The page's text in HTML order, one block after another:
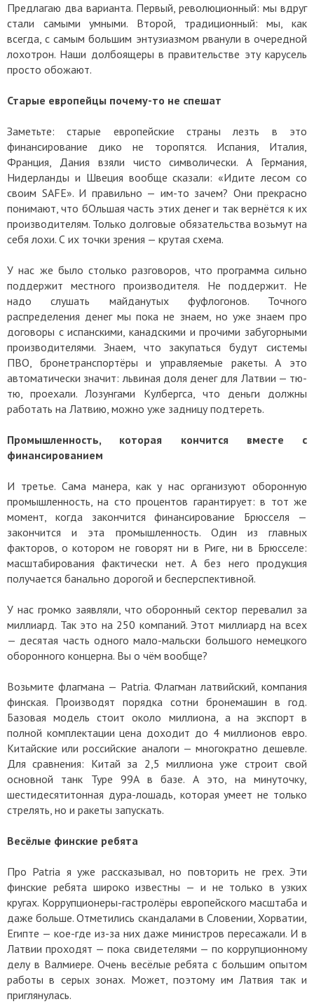
Предлагаю два варианта. Первый, революционный: мы вдруг
стали самыми умными. Второй, традиционный: мы, как
всегда, с самым большим энтузиазмом рванули в очередной
лохотрон. Наши долбоящеры в правительстве эту карусель
просто обожают.
Старые европейцы почему-то не спешат
Заметьте: старые европейские страны лезть в это
финансирование дико не торопятся. Испания, Италия,
Франция, Дания взяли чисто символически. А Германия,
Нидерланды и Швеция вообще сказали: «Идите лесом со
своим SAFE». И правильно — им-то зачем? Они прекрасно
понимают, что бОльшая часть этих денег и так вернётся к их
производителям. Только долговые обязательства возьмут на
себя лохи. С их точки зрения — крутая схема.
У нас же было столько разговоров, что программа сильно
поддержит местного производителя. Не поддержит. Не
надо слушать майданутых фуфлогонов. Точного
распределения денег мы пока не знаем, но уже знаем про
договоры с испанскими, канадскими и прочими забугорными
производителями. Знаем, что закупаться будут системы
ПВО, бронетранспортёры и управляемые ракеты. А это
автоматически значит: львиная доля денег для Латвии — тю-
тю, проехали. Лозунгами Кулбергса, что деньги должны
работать на Латвию, можно уже задницу подтереть.
Промышленность, которая кончится вместе с
финансированием
И третье. Сама манера, как у нас организуют оборонную
промышленность, на сто процентов гарантирует: в тот же
момент, когда закончится финансирование Брюсселя —
закончится и эта промышленность. Один из главных
факторов, о котором не говорят ни в Риге, ни в Брюсселе:
масштабирования фактически нет. А без него продукция
получается банально дорогой и бесперспективной.
У нас громко заявляли, что оборонный сектор перевалил за
миллиард. Так это на 250 компаний. Этот миллиард на всех
— десятая часть одного мало-мальски большого немецкого
оборонного концерна. Вы о чём вообще?
Возьмите флагмана — Patria. Флагман латвийский, компания
финская. Производят порядка сотни бронемашин в год.
Базовая модель стоит около миллиона, а на экспорт в
полной комплектации цена доходит до 4 миллионов евро.
Китайские или российские аналоги — многократно дешевле.
Для сравнения: Китай за 2,5 миллиона уже строит свой
основной танк Type 99A в базе. А это, на минуточку,
шестидесятитонная дура-лошадь, которая умеет не только
стрелять, но и ракеты запускать.
Весёлые финские ребята
Про Patria я уже рассказывал, но повторить не грех. Эти
финские ребята широко известны — и не только в узких
кругах. Коррупционеры-гастролёры европейского масштаба и
даже больше. Отметились скандалами в Словении, Хорватии,
Египте — кое-где из-за них даже министров пересажали. И в
Латвии проходят — пока свидетелями — по коррупционному
делу в Валмиере. Очень весёлые ребята с большим опытом
работы в серых зонах. Может, поэтому им Латвия так и
приглянулась.